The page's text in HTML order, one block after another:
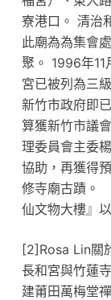
寮港口。 清治
此廟為為集會
聚。 1996年11
宮已被列為三
新竹市政府即
算獲新竹市議
理委員會主委
協助，再獲得
修寺廟古蹟。
仙文物大樓』
[2]Rosa Lin關
長和宮與竹蓮
建莆田萬梅堂